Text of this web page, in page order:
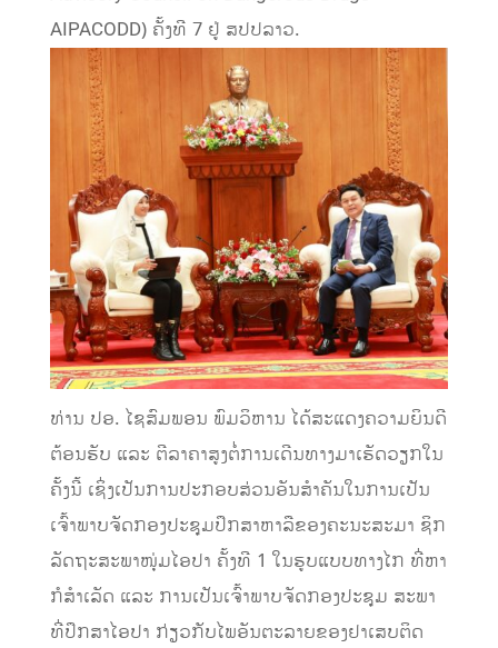
AIPACODD) ຄັ້ງທີ 7 ຢູ່ ສປປລາວ.
ທ່ານ ປອ. ໄຊສົມພອນ ພົມວິຫານ ໄດ້ສະແດງຄວາມຍິນດີ
ຕ້ອນຮັບ ແລະ ຕີລາຄາສູງຕໍ່ການເດີນທາງມາເຮັດວຽກໃນ
ຄັ້ງນີ້ ເຊິ່ງເປັນການປະກອບສ່ວນອັນສຳຄັນໃນການເປັນ
ເຈົ້າພາບຈັດກອງປະຊຸມປຶກສາຫາລືຂອງຄະນະສະມາ ຊິກ
ລັດຖະສະພາໜຸ່ມໄອປາ ຄັ້ງທີ 1 ໃນຮູບແບບທາງໄກ ທີ່ຫາ
ກໍສຳເລັດ ແລະ ການເປັນເຈົ້າພາບຈັດກອງປະຊຸມ ສະພາ
ທີ່ປຶກສາໄອປາ ກ່ຽວກັບໄພອັນຕະລາຍຂອງຢາເສບຕິດ